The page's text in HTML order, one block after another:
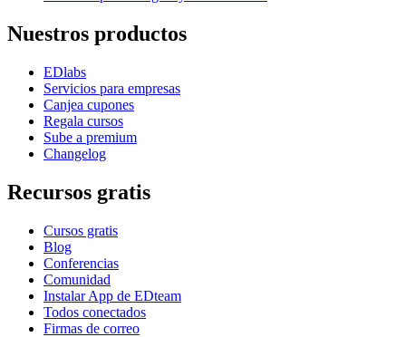
Nuestros productos
EDlabs
Servicios para empresas
Canjea cupones
Regala cursos
Sube a premium
Changelog
Recursos gratis
Cursos gratis
Blog
Conferencias
Comunidad
Instalar App de EDteam
Todos conectados
Firmas de correo